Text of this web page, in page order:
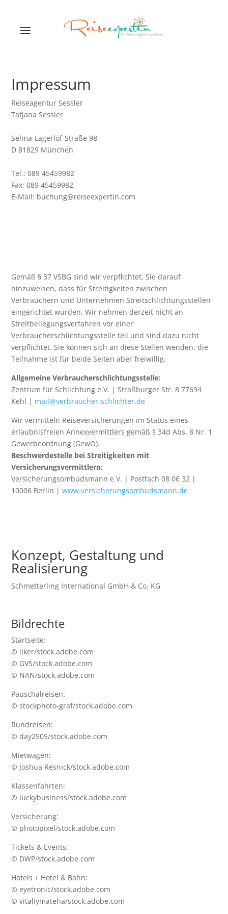
Impressum
Reiseagentur Sessler
Tatjana Sessler
Selma-Lagerlöf-Straße 98
D 81829 München
Tel.: 089 45459982
Fax: 089 45459982
E-Mail: buchung@reiseexpertin.com
Gemäß § 37 VSBG sind wir verpflichtet, Sie darauf
hinzuweisen, dass für Streitigkeiten zwischen
Verbrauchern und Unternehmen Streitschlichtungsstellen
eingerichtet wurden. Wir nehmen derzeit nicht an
Streitbeilegungsverfahren vor einer
Verbraucherschlichtungsstelle teil und sind dazu nicht
verpflichtet. Sie können sich an diese Stellen wenden, die
Teilnahme ist für beide Seiten aber freiwillig.
Allgemeine Verbraucherschlichtungsstelle:
Zentrum für Schlichtung e.V. | Straßburger Str. 8 77694
Kehl | mail@verbraucher-schlichter.de
Wir vermitteln Reiseversicherungen im Status eines
erlaubnisfreien Annexvermittlers gemäß § 34d Abs. 8 Nr. 1
Gewerbeordnung (GewO).
Beschwerdestelle bei Streitigkeiten mit
Versicherungsvermittlern:
Versicherungsombudsmann e.V. | Postfach 08 06 32 |
10006 Berlin |www.versicherungsombudsmann.de
Konzept, Gestaltung und
Realisierung
Schmetterling International GmbH & Co. KG
Bildrechte
Startseite:
© ilker/stock.adobe.com
© GVS/stock.adobe.com
© NAN/stock.adobe.com
Pauschalreisen:
© stockphoto-graf/stock.adobe.com
Rundreisen:
© day2505/stock.adobe.com
Mietwagen:
© Joshua Resnick/stock.adobe.com
Klassenfahrten:
© luckybusiness/stock.adobe.com
Versicherung:
© photopixel/stock.adobe.com
Tickets & Events:
© DWP/stock.adobe.com
Hotels + Hotel & Bahn:
© eyetronic/stock.adobe.com
© vitaliymateha/stock.adobe.com